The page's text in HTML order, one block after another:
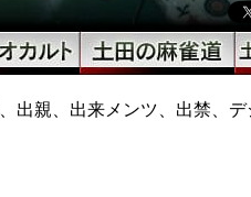
出親、出来メンツ、出禁、